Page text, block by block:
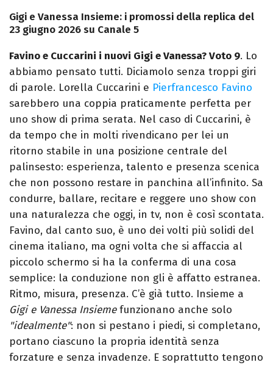
Gigi e Vanessa Insieme: i promossi della replica del
23 giugno 2026 su Canale 5
Favino e Cuccarini i nuovi Gigi e Vanessa? Voto 9. Lo
abbiamo pensato tutti. Diciamolo senza troppi giri
di parole. Lorella Cuccarini e Pierfrancesco Favino
sarebbero una coppia praticamente perfetta per
uno show di prima serata. Nel caso di Cuccarini, è
da tempo che in molti rivendicano per lei un
ritorno stabile in una posizione centrale del
palinsesto: esperienza, talento e presenza scenica
che non possono restare in panchina all’infinito. Sa
condurre, ballare, recitare e reggere uno show con
una naturalezza che oggi, in tv, non è così scontata.
Favino, dal canto suo, è uno dei volti più solidi del
cinema italiano, ma ogni volta che si affaccia al
piccolo schermo si ha la conferma di una cosa
semplice: la conduzione non gli è affatto estranea.
Ritmo, misura, presenza. C’è già tutto. Insieme a
Gigi e Vanessa Insiemefunzionano anche solo
"idealmente": non si pestano i piedi, si completano,
portano ciascuno la propria identità senza
forzature e senza invadenze. E soprattutto tengono